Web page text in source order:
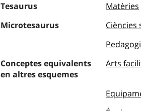
Tesaurus
Matèries
Microtesaurus
Conceptes equivalents
en altres esquemes
Arts